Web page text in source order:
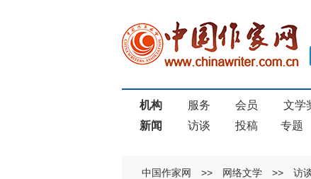
机构 服务 会员
文学
新闻
访谈 投稿 专题
中国作家网 >> 网络文学 >> 访